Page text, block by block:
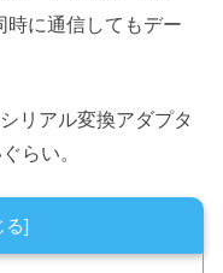
時に通信してもデー
リアル変換アダプタ
らい。